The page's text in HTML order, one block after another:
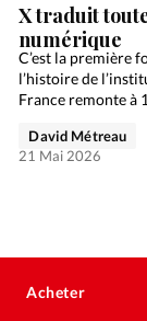
X traduit
numérique
C’est la première
l’histoire de
France remonte à
David Métreau
21 Mai 2026
Acheter